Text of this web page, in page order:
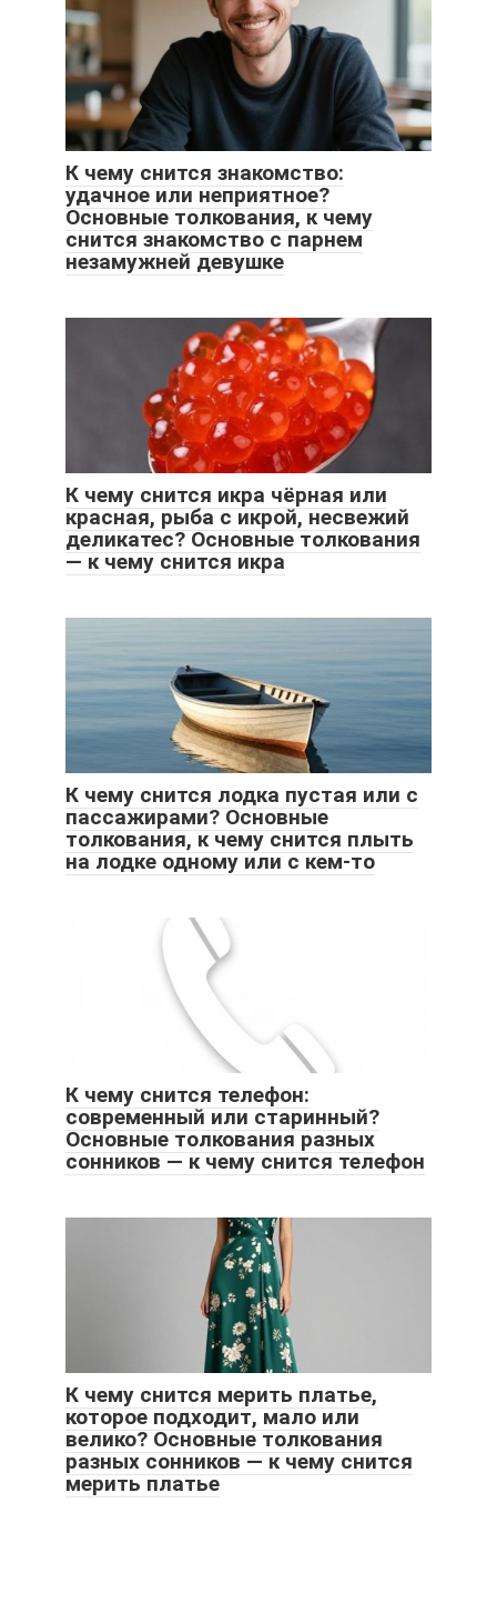
К чему снится знакомство:
удачное или неприятное?
Основные толкования, к чему
снится знакомство с парнем
незамужней девушке
К чему снится икра чёрная или
красная, рыба с икрой, несвежий
деликатес? Основные толкования
— к чему снится икра
К чему снится лодка пустая или с
пассажирами? Основные
толкования, к чему снится плыть
на лодке одному или с кем-то
К чему снится телефон:
современный или старинный?
Основные толкования разных
сонников — к чему снится телефон
К чему снится мерить платье,
которое подходит, мало или
велико? Основные толкования
разных сонников — к чему снится
мерить платье